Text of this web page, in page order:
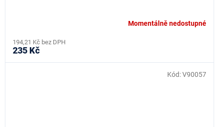
Momentálně nedostupné
194,21 Kč bez DPH
235 Kč
Kód:V90057